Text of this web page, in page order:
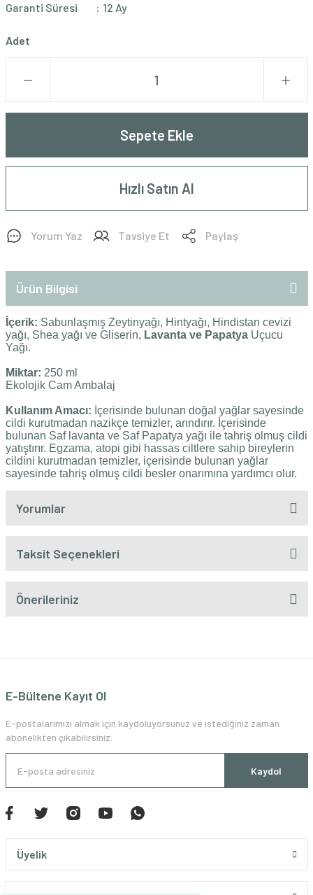
Garanti Süresi 12 Ay
Adet
Sepete Ekle
Hızlı Satın Al
Yorum Yaz Tavsiye Et Paylaş
Ürün Bilgisi
İçerik: Sabunlaşmış Zeytinyağı, Hintyağı, Hindistan cevizi
yağı, Shea yağı ve Gliserin, Lavanta ve Papatya Uçucu
Yağı.
Miktar: 250 ml
Ekolojik Cam Ambalaj
Kullanım Amacı: İçerisinde bulunan doğal yağlar sayesinde
cildi kurutmadan nazikçe temizler, arındırır. İçerisinde
bulunan Saf lavanta ve Saf Papatya yağı ile tahriş olmuş cildi
yatıştırır. Egzama, atopi gibi hassas ciltlere sahip bireylerin
cildini kurutmadan temizler, içerisinde bulunan yağlar
sayesinde tahriş olmuş cildi besler onarımına yardımcı olur.
Yorumlar
Taksit Seçenekleri
Önerileriniz
E-Bültene Kayıt Ol
E-postalarımızı almak için kaydoluyorsunuz ve istediğiniz zaman
abonelikten çıkabilirsiniz.
Kaydol
Üyelik